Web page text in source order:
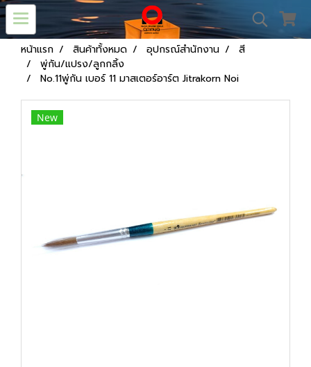
หน้าแรก สินค้าทั้งหมด อุปกรณ์สำนักงาน
สี
พู่กัน/แปรง/ลูกกลิ้ง
No.11พู่กัน เบอร์ 11 มาสเตอร์อาร์ต Jitrakorn Noi
New